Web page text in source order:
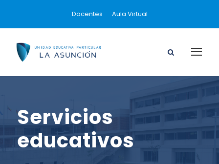
Docentes Aula Virtual
Servicios
educativos